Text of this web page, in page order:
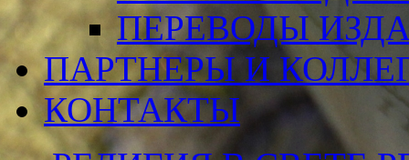
ПЕРЕВОДЫ
ПАРТНЕРЫ И
КОНТАКТЫ